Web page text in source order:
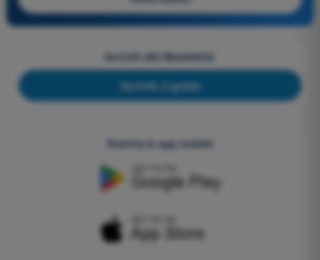
Iscriviti alla Newsletter
Iscriviti, è gratis
Scarica le app mobile